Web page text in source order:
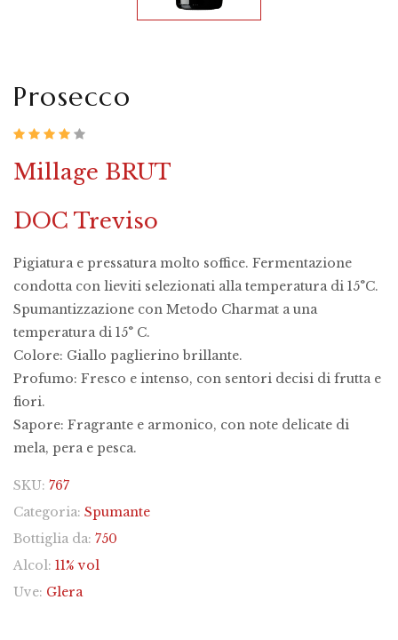
Prosecco
Millage BRUT
DOC Treviso
Pigiatura e pressatura molto soffice. Fermentazione
condotta con lieviti selezionati alla temperatura di 15°C.
Spumantizzazione con Metodo Charmat a una
temperatura di 15° C.
Colore: Giallo paglierino brillante.
Profumo: Fresco e intenso, con sentori decisi di frutta e
fiori.
Sapore: Fragrante e armonico, con note delicate di
mela, pera e pesca.
SKU: 767
Categoria: Spumante
Bottiglia da: 750
Alcol: 11% vol
Uve: Glera